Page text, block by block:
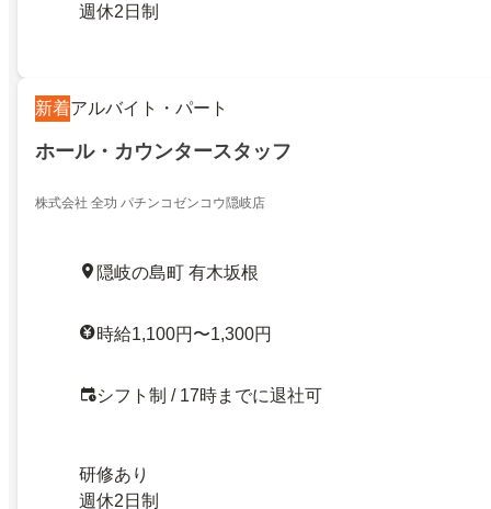
週休2日制
新着アルバイト・パート
ホール・カウンタースタッフ
株式会社 全功 パチンコゼンコウ隠岐店
隠岐の島町 有木坂根
時給1,100円〜1,300円
シフト制 / 17時までに退社可
研修あり
週休2日制